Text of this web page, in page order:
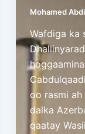
Mohamed
Wafdiga ka
oo rasmi ah
dalka
qaatay